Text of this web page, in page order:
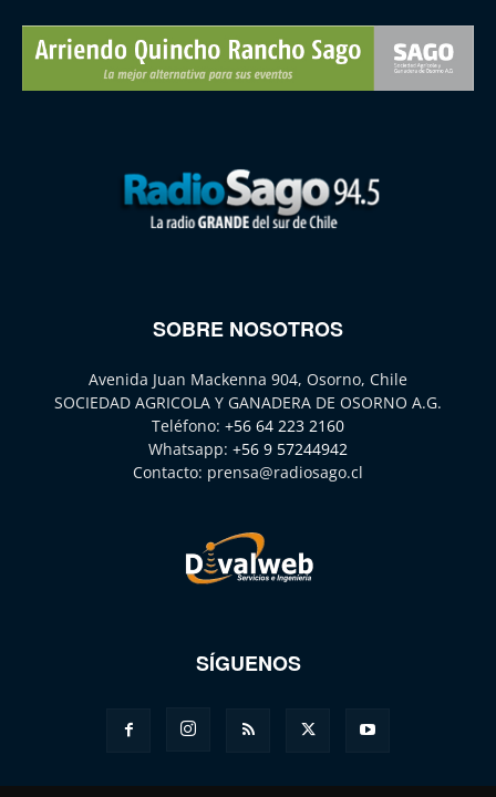
SOBRE NOSOTROS
Avenida Juan Mackenna 904, Osorno, Chile
SOCIEDAD AGRICOLA Y GANADERA DE OSORNO A.G.
Teléfono: +56 64 223 2160
Whatsapp: +56 9 57244942
Contacto: prensa@radiosago.cl
SÍGUENOS